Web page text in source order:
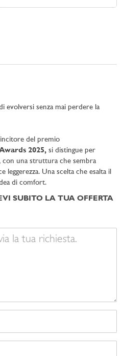
evolversi senza mai perdere la
del premio
2025, si distingue per
con una struttura che sembra
leggerezza. Una scelta che esalta il
di comfort.
SUBITO LA TUA OFFERTA